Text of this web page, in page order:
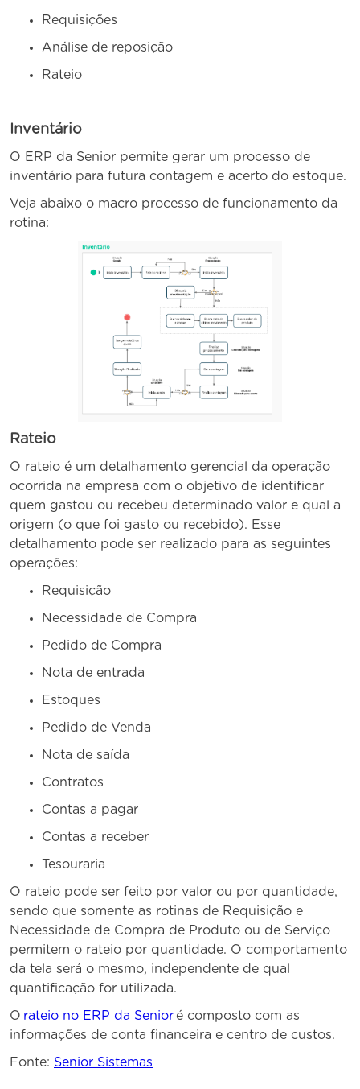
Requisições
Análise de reposição
Rateio
Inventário
O ERP da Senior permite gerar um processo de
inventário para futura contagem e acerto do estoque.
Veja abaixo o macro processo de funcionamento da
rotina:
Rateio
O rateio é um detalhamento gerencial da operação
ocorrida na empresa com o objetivo de identificar
quem gastou ou recebeu determinado valor e qual a
origem (o que foi gasto ou recebido). Esse
detalhamento pode ser realizado para as seguintes
operações:
Requisição
Necessidade de Compra
Pedido de Compra
Nota de entrada
Estoques
Pedido de Venda
Nota de saída
Contratos
Contas a pagar
Contas a receber
Tesouraria
O rateio pode ser feito por valor ou por quantidade,
sendo que somente as rotinas de Requisição e
Necessidade de Compra de Produto ou de Serviço
permitem o rateio por quantidade. O comportamento
da tela será o mesmo, independente de qual
quantificação for utilizada.
O rateio no ERP da Senior é composto com as
informações de conta financeira e centro de custos.
Fonte: Senior Sistemas